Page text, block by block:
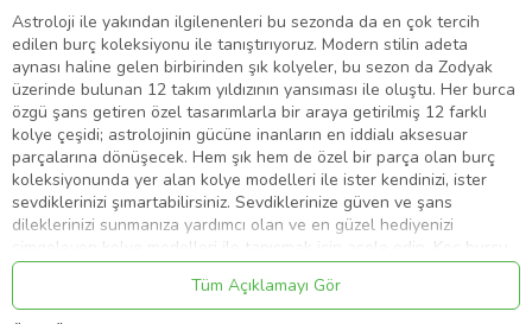
Astroloji ile yakından ilgilenenleri bu sezonda da en çok tercih
edilen burç koleksiyonu ile tanıştırıyoruz. Modern stilin adeta
aynası haline gelen birbirinden şık kolyeler, bu sezon da Zodyak
üzerinde bulunan 12 takım yıldızının yansıması ile oluştu. Her burca
özgü şans getiren özel tasarımlarla bir araya getirilmiş 12 farklı
kolye çeşidi; astrolojinin gücüne inanların en iddialı aksesuar
parçalarına dönüşecek. Hem şık hem de özel bir parça olan burç
koleksiyonunda yer alan kolye modelleri ile ister kendinizi, ister
sevdiklerinizi şımartabilirsiniz. Sevdiklerinize güven ve şans
dileklerinizi sunmanıza yardımcı olan ve en güzel hediyenizi
simgeleyen kolye modelleri ile tanışmak için acele edin. Koç burcu
(Lat: Aries) burçlar kuşağının ilk burcudur. Koç burcu kolye, 925
ayar gümüşten imal edilmiştir. Gümüş üzerine rodyum kaplama
yapılmıştır. Rodyum kaplama yapılan gümüş kolyeler parlaklığını
Tüm Açıklamayı Gör